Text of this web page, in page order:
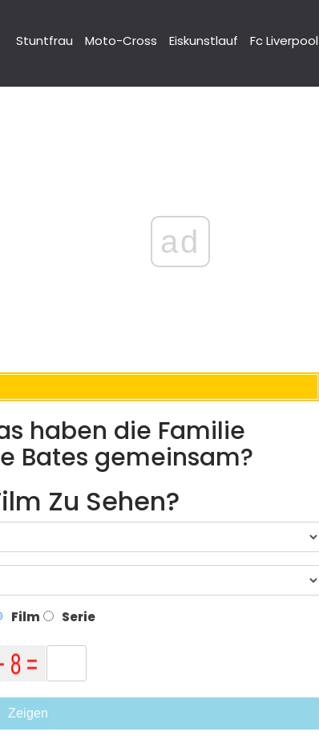
Stuntfrau Moto-Cross Eiskunstlauf Fc Liverpool
ad
haben die Familie
Bates gemeinsam?
Zu Sehen?
Film Serie
Zeigen